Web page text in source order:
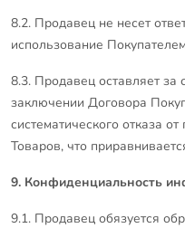
8.2. Продавец не несет
использование
8.3. Продавец оставляет за
заключении Договора
систематического отказа
Товаров, что
9. Конфиденциальность
9.1. Продавец обязуется